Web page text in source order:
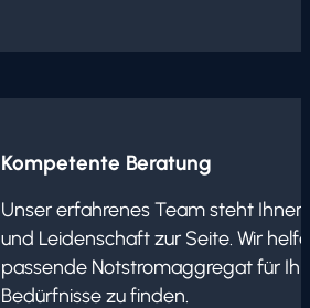
Kompetente Beratung
Unser erfahrenes Team steht
und Leidenschaft zur Seite. Wir
passende Notstromaggregat für
Bedürfnisse zu finden.